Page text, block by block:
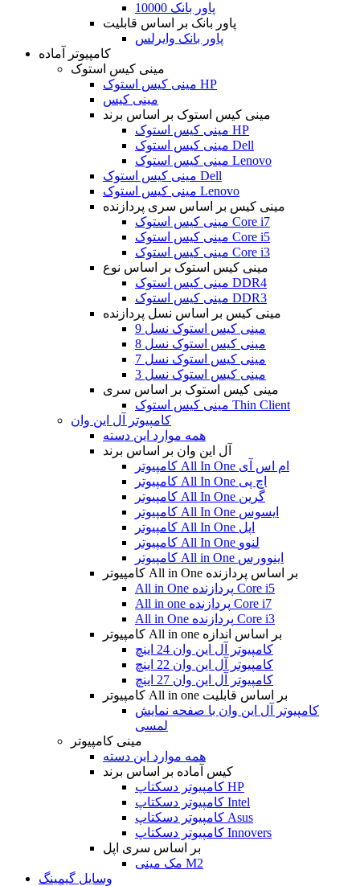
پاور بانک 10000
پاور بانک بر اساس قابلیت
پاور بانک وایرلس
کامپیوتر آماده
مینی کیس استوک
مینی کیس استوک HP
مینی کیس
مینی کیس استوک بر اساس برند
مینی کیس استوک HP
مینی کیس استوک Dell
مینی کیس استوک Lenovo
مینی کیس استوک Dell
مینی کیس استوک Lenovo
مینی کیس بر اساس سری پردازنده
مینی کیس استوک Core i7
مینی کیس استوک Core i5
مینی کیس استوک Core i3
مینی کیس استوک بر اساس نوع
مینی کیس استوک DDR4
مینی کیس استوک DDR3
مینی کیس بر اساس نسل پردازنده
مینی کیس استوک نسل 9
مینی کیس استوک نسل 8
مینی کیس استوک نسل 7
مینی کیس استوک نسل 3
مینی کیس استوک بر اساس سری
مینی کیس استوک Thin Client
کامپیوتر آل این وان
همه موارد این دسته
آل این وان بر اساس برند
کامپیوتر All In One ام اس آی
کامپیوتر All In One اچ پی
کامپیوتر All In One گرین
کامپیوتر All In One ایسوس
کامپیوتر All In One اپل
کامپیوتر All In One لنوو
کامپیوتر All in One اینوورس
کامپیوتر All in One بر اساس پردازنده
All in One پردازنده Core i5
All in one پردازنده Core i7
All in One پردازنده Core i3
کامپیوتر All in one بر اساس اندازه
کامپیوتر آل این وان 24 اینچ
کامپیوتر آل این وان 22 اینچ
کامپیوتر آل این وان 27 اینچ
کامپیوتر All in one بر اساس قابلیت
کامپیوتر آل این وان با صفحه نمایش
لمسی
مینی کامپیوتر
همه موارد این دسته
کیس آماده بر اساس برند
کامپیوتر دسکتاپ HP
کامپیوتر دسکتاپ Intel
کامپیوتر دسکتاپ Asus
کامپیوتر دسکتاپ Innovers
بر اساس سری اپل
مک مینی M2
وسایل گیمینگ